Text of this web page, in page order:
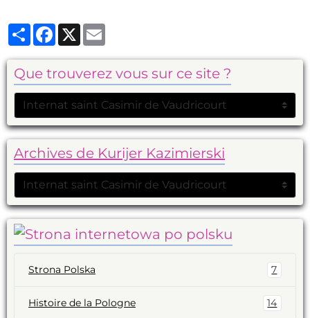
PartagerFacebook
X
Que trouverez vous sur ce site ?
Archives de Kurijer Kazimierski
Strona Polska 7
Histoire de la Pologne 14